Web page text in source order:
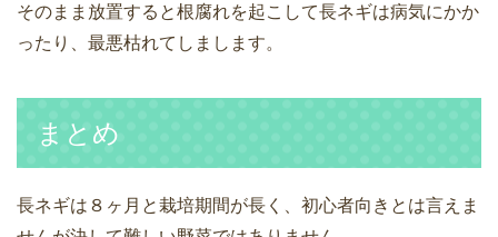
そのまま放置すると根腐れを起こして長ネギは病気にかか
ったり、最悪枯れてしまします。
まとめ
長ネギは８ヶ月と栽培期間が長く、初心者向きとは言えま